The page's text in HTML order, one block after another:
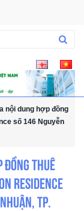
nội dung hợp đồng
số 146 Nguyễn
đồng thuê
Residence
TP.